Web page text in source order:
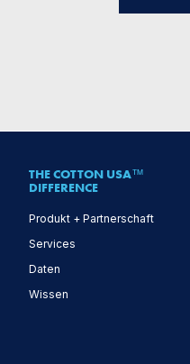
THE COTTON USA™
DIFFERENCE
Produkt + Partnerschaft
Services
Daten
Wissen